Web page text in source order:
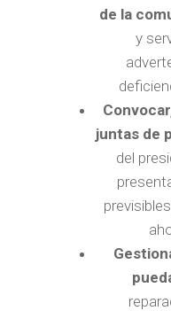
de la
y
juntas de
del